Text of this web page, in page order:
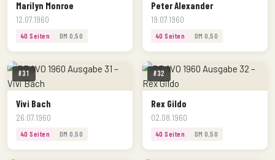
Marilyn Monroe
12.07.1960
40 Seiten DM 0,50
Peter Alexander
19.07.1960
40 Seiten DM 0,50
#31
Vivi Bach
26.07.1960
40 Seiten DM 0,50
#32
Rex Gildo
02.08.1960
40 Seiten DM 0,50